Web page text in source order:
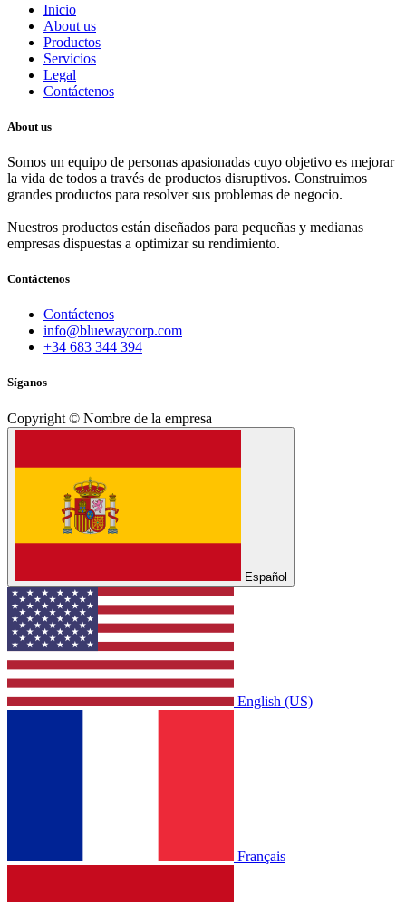
Inicio
About us
Productos
Servicios
Legal
Contáctenos
About us
Somos un equipo de personas apasionadas cuyo objetivo es mejorar
la vida de todos a través de productos disruptivos. Construimos
grandes productos para resolver sus problemas de negocio.
Nuestros productos están diseñados para pequeñas y medianas
empresas dispuestas a optimizar su rendimiento.
Contáctenos
Contáctenos
info@bluewaycorp.com
+34 683 344 394
Síganos
Copyright © Nombre de la empresa
Español
English (US)
Français